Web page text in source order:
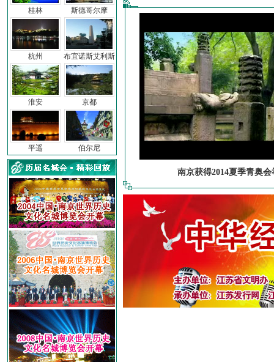
桂林
杭州
淮安
平遥
斯德哥尔摩
布宜诺斯艾利斯
京都
伯尔尼
南京获得2014夏季青奥会